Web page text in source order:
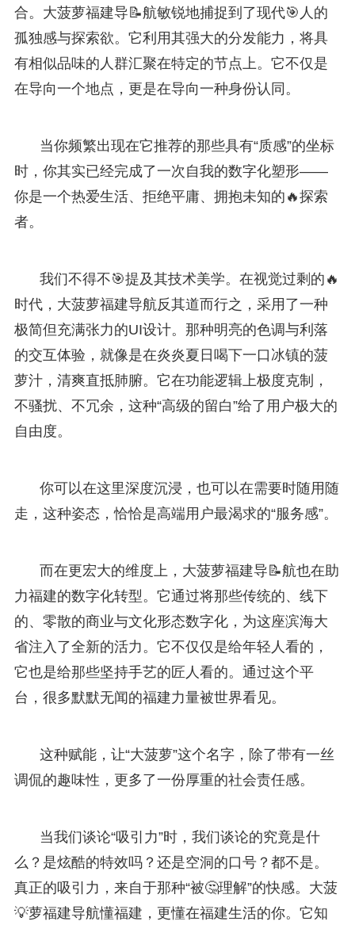
合。大菠萝福建导📝航敏锐地捕捉到了现代🎯人的
孤独感与探索欲。它利用其强大的分发能力，将具
有相似品味的人群汇聚在特定的节点上。它不仅是
在导向一个地点，更是在导向一种身份认同。
当你频繁出现在它推荐的那些具有“质感”的坐标
时，你其实已经完成了一次自我的数字化塑形——
你是一个热爱生活、拒绝平庸、拥抱未知的🔥探索
者。
我们不得不🎯提及其技术美学。在视觉过剩的🔥
时代，大菠萝福建导航反其道而行之，采用了一种
极简但充满张力的UI设计。那种明亮的色调与利落
的交互体验，就像是在炎炎夏日喝下一口冰镇的菠
萝汁，清爽直抵肺腑。它在功能逻辑上极度克制，
不骚扰、不冗余，这种“高级的留白”给了用户极大的
自由度。
你可以在这里深度沉浸，也可以在需要时随用随
走，这种姿态，恰恰是高端用户最渴求的“服务感”。
而在更宏大的维度上，大菠萝福建导📝航也在助
力福建的数字化转型。它通过将那些传统的、线下
的、零散的商业与文化形态数字化，为这座滨海大
省注入了全新的活力。它不仅仅是给年轻人看的，
它也是给那些坚持手艺的匠人看的。通过这个平
台，很多默默无闻的福建力量被世界看见。
这种赋能，让“大菠萝”这个名字，除了带有一丝
调侃的趣味性，更多了一份厚重的社会责任感。
当我们谈论“吸引力”时，我们谈论的究竟是什
么？是炫酷的特效吗？还是空洞的口号？都不是。
真正的吸引力，来自于那种“被🤔理解”的快感。大菠
💡萝福建导航懂福建，更懂在福建生活的你。它知